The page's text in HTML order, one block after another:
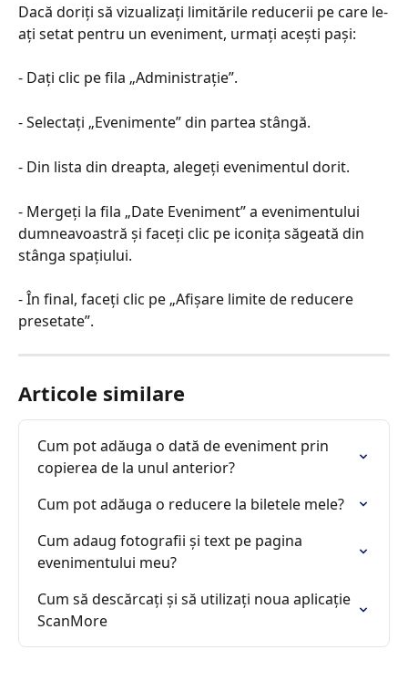
Dacă doriți să vizualizați limitările reducerii pe care le-
ați setat pentru un eveniment, urmați acești pași:
- Dați clic pe fila „Administrație”.
- Selectați „Evenimente” din partea stângă.
- Din lista din dreapta, alegeți evenimentul dorit.
- Mergeți la fila „Date Eveniment” a evenimentului
dumneavoastră și faceți clic pe iconița săgeată din
stânga spațiului.
- În final, faceți clic pe „Afișare limite de reducere
presetate”.
Articole similare
Cum pot adăuga o dată de eveniment prin
copierea de la unul anterior?
Cum pot adăuga o reducere la biletele mele?
Cum adaug fotografii și text pe pagina
evenimentului meu?
Cum să descărcați și să utilizați noua aplicație
ScanMore